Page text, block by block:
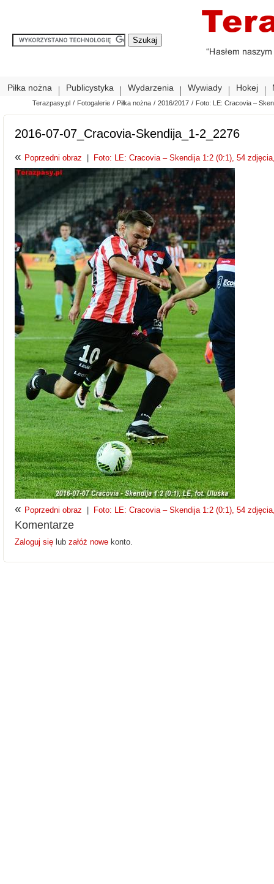
Piłka nożna Publicystyka Wydarzenia Wywiady Hokej
Terazpasy.pl / Fotogalerie / Piłka nożna / 2016/2017 / Foto: LE: Cracovia –
2016-07-07_Cracovia-Skendija_1-2_2276
« Poprzedni obraz Foto: LE: Cracovia – Skendija 1:2 (0:1), 54
« Poprzedni obraz Foto: LE: Cracovia – Skendija 1:2 (0:1), 54
Komentarze
Zaloguj się lub załóż nowe konto.